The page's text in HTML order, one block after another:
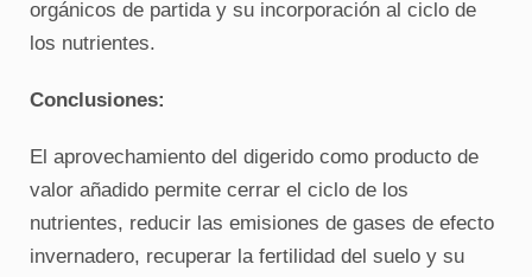
orgánicos de partida y su incorporación al ciclo de
los nutrientes.
Conclusiones:
El aprovechamiento del digerido como producto de
valor añadido permite cerrar el ciclo de los
nutrientes, reducir las emisiones de gases de efecto
invernadero, recuperar la fertilidad del suelo y su